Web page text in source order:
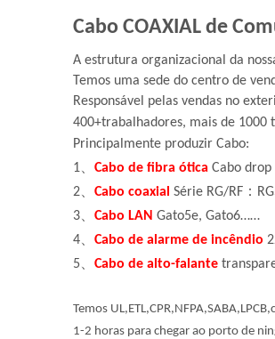
Cabo COAXIAL de
A estrutura organizacional da
Temos uma sede do centro de
Responsável pelas vendas no
400+trabalhadores, mais de 1000
Principalmente produzir Cabo:
1、 Cabo de fibra ótica Cabo
2、 Cabo coaxial Série RG/RF：
3、 Cabo LAN Gato5e, Gato6……
4、 Cabo de alarme de incêndio
5、 Cabo de alto-falante
Temos
1-2 horas para chegar ao porto de